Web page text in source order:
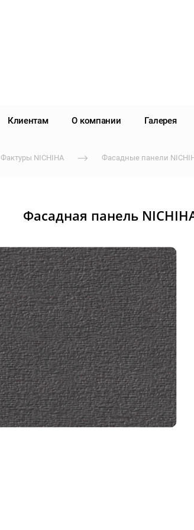
Клиентам О компании Галерея
Фактуры NICHIHA Фасадные панели
Фасадная панель